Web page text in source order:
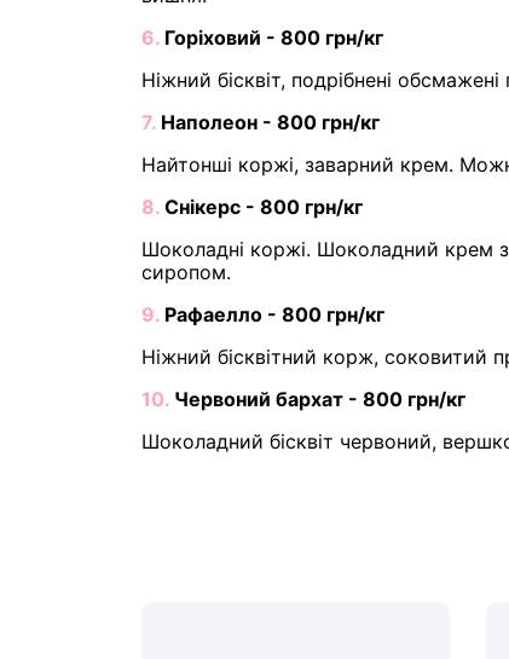
6. Горіховий - 800 грн/кг
Ніжний бісквіт, подрібнені
7. Наполеон - 800 грн/кг
Найтонші коржі, заварний крем.
8. Снікерс - 800 грн/кг
Шоколадні коржі. Шоколадний крем
сиропом.
9. Рафаелло - 800 грн/кг
Ніжний бісквітний корж, соковитий
10. Червоний бархат - 800 грн/кг
Шоколадний бісквіт червоний,